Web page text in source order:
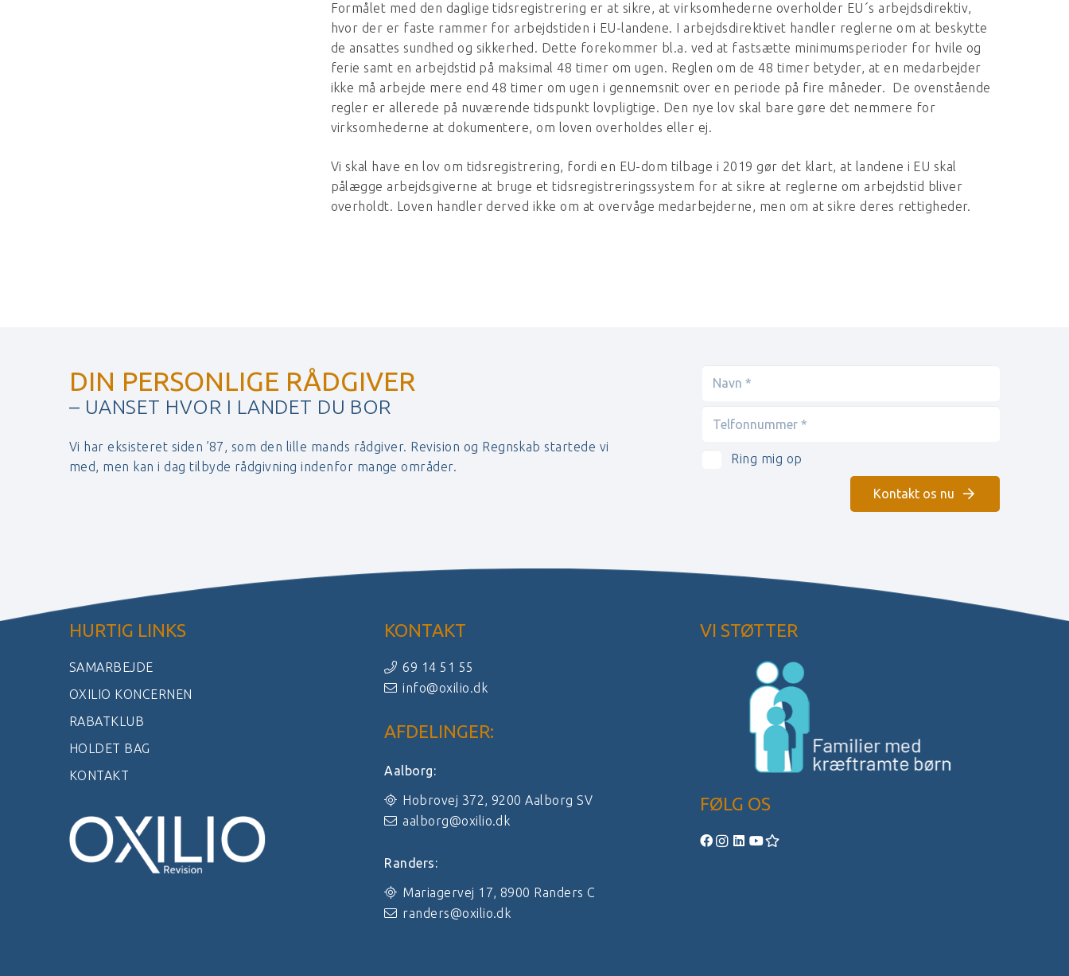
Formålet med den daglige tidsregistrering er at sikre, at virksomhederne overholder EU´s arbejdsdirektiv,
hvor der er faste rammer for arbejdstiden i EU-landene. I arbejdsdirektivet handler reglerne om at beskytte
de ansattes sundhed og sikkerhed. Dette forekommer bl.a. ved at fastsætte minimumsperioder for hvile og
ferie samt en arbejdstid på maksimal 48 timer om ugen. Reglen om de 48 timer betyder, at en medarbejder
ikke må arbejde mere end 48 timer om ugen i gennemsnit over en periode på fire måneder. De ovenstående
regler er allerede på nuværende tidspunkt lovpligtige. Den nye lov skal bare gøre det nemmere for
virksomhederne at dokumentere, om loven overholdes eller ej.
Vi skal have en lov om tidsregistrering, fordi en EU-dom tilbage i 2019 gør det klart, at landene i EU skal
pålægge arbejdsgiverne at bruge et tidsregistreringssystem for at sikre at reglerne om arbejdstid bliver
overholdt. Loven handler derved ikke om at overvåge medarbejderne, men om at sikre deres rettigheder.
DIN PERSONLIGE RÅDGIVER
– UANSET HVOR I LANDET DU BOR
Vi har eksisteret siden ’87, som den lille mands rådgiver. Revision og Regnskab startede vi
med, men kan i dag tilbyde rådgivning indenfor mange områder.
Ring mig op
Kontakt os nu
HURTIG LINKS
SAMARBEJDE
OXILIO KONCERNEN
RABATKLUB
HOLDET BAG
KONTAKT
KONTAKT
69 14 51 55
info@oxilio.dk
AFDELINGER:
Aalborg:
Hobrovej 372, 9200 Aalborg SV
aalborg@oxilio.dk
Randers:
Mariagervej 17, 8900 Randers C
randers@oxilio.dk
VI STØTTER
FØLG OS